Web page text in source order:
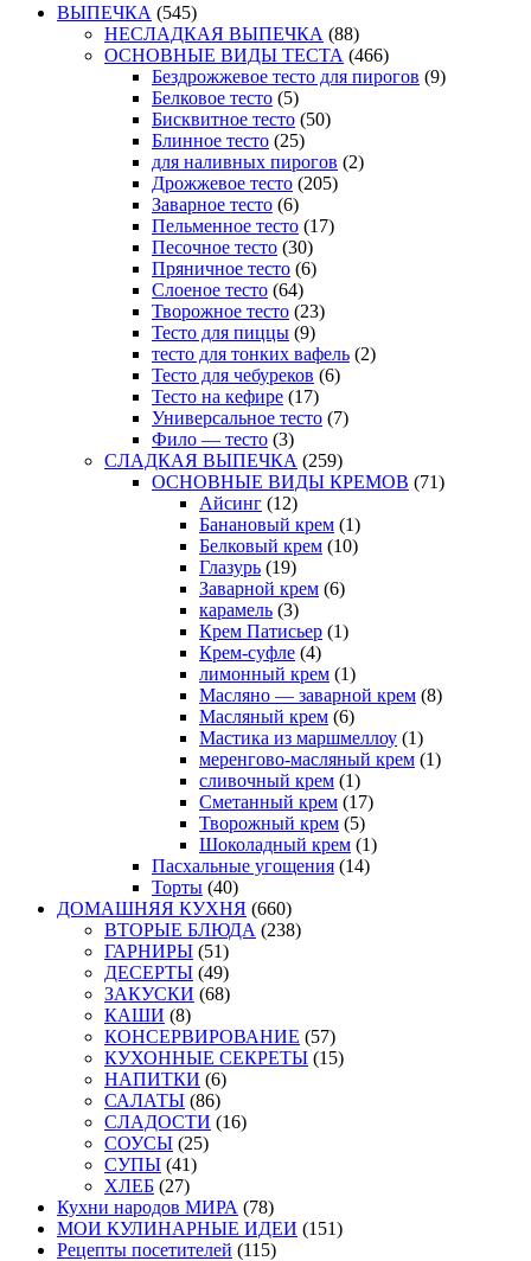
ВЫПЕЧКА (545)
НЕСЛАДКАЯ ВЫПЕЧКА (88)
ОСНОВНЫЕ ВИДЫ ТЕСТА (466)
Бездрожжевое тесто для пирогов (9)
Белковое тесто (5)
Бисквитное тесто (50)
Блинное тесто (25)
для наливных пирогов (2)
Дрожжевое тесто (205)
Заварное тесто (6)
Пельменное тесто (17)
Песочное тесто (30)
Пряничное тесто (6)
Слоеное тесто (64)
Творожное тесто (23)
Тесто для пиццы (9)
тесто для тонких вафель (2)
Тесто для чебуреков (6)
Тесто на кефире (17)
Универсальное тесто (7)
Фило — тесто (3)
СЛАДКАЯ ВЫПЕЧКА (259)
ОСНОВНЫЕ ВИДЫ КРЕМОВ (71)
Айсинг (12)
Банановый крем (1)
Белковый крем (10)
Глазурь (19)
Заварной крем (6)
карамель (3)
Крем Патисьер (1)
Крем-суфле (4)
лимонный крем (1)
Масляно — заварной крем (8)
Масляный крем (6)
Мастика из маршмеллоу (1)
меренгово-масляный крем (1)
сливочный крем (1)
Сметанный крем (17)
Творожный крем (5)
Шоколадный крем (1)
Пасхальные угощения (14)
Торты (40)
ДОМАШНЯЯ КУХНЯ (660)
ВТОРЫЕ БЛЮДА (238)
ГАРНИРЫ (51)
ДЕСЕРТЫ (49)
ЗАКУСКИ (68)
КАШИ (8)
КОНСЕРВИРОВАНИЕ (57)
КУХОННЫЕ СЕКРЕТЫ (15)
НАПИТКИ (6)
САЛАТЫ (86)
СЛАДОСТИ (16)
СОУСЫ (25)
СУПЫ (41)
ХЛЕБ (27)
Кухни народов МИРА (78)
МОИ КУЛИНАРНЫЕ ИДЕИ (151)
Рецепты посетителей (115)